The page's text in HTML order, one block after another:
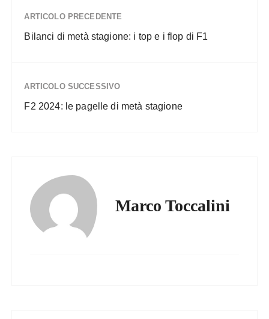
ARTICOLO PRECEDENTE
Bilanci di metà stagione: i top e i flop di F1
ARTICOLO SUCCESSIVO
F2 2024: le pagelle di metà stagione
Marco Toccalini